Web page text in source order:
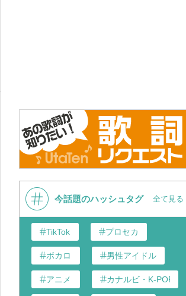
今話題のハッシュタグ 全て見る
TikTok プロセカ
ボカロ 男性アイドル
アニメ カナルビ・K-POP和訳